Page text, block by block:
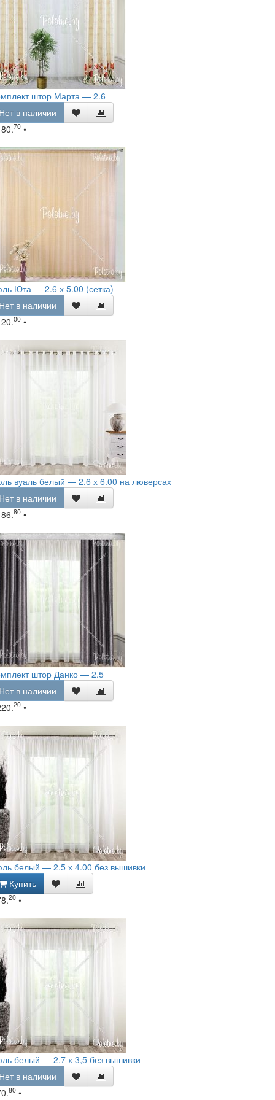
штор Марта — 2.6
в наличии
70 •
Юта — 2.6 х 5.00 (сетка)
в наличии
00 •
вуаль белый — 2.6 х 6.00 на люверсах
в наличии
80 •
штор Данко — 2.5
в наличии
20 •
белый — 2.5 х 4.00 без вышивки
Купить
20 •
белый — 2.7 х 3,5 без вышивки
в наличии
80 •